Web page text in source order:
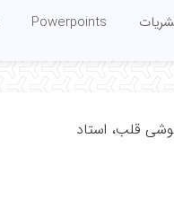
Powerpoints
قلب، استاد